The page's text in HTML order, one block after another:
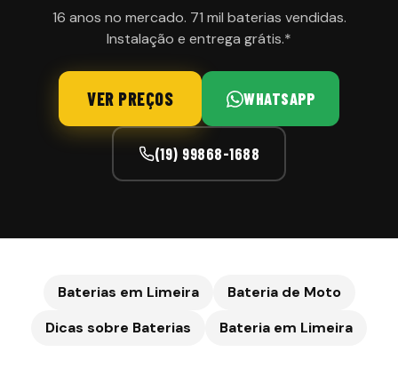
16 anos no mercado. 71 mil baterias vendidas.
Instalação e entrega grátis.*
VER PREÇOS WHATSAPP
(19) 99868-1688
Baterias em Limeira
Bateria de Moto
Dicas sobre Baterias
Bateria em Limeira